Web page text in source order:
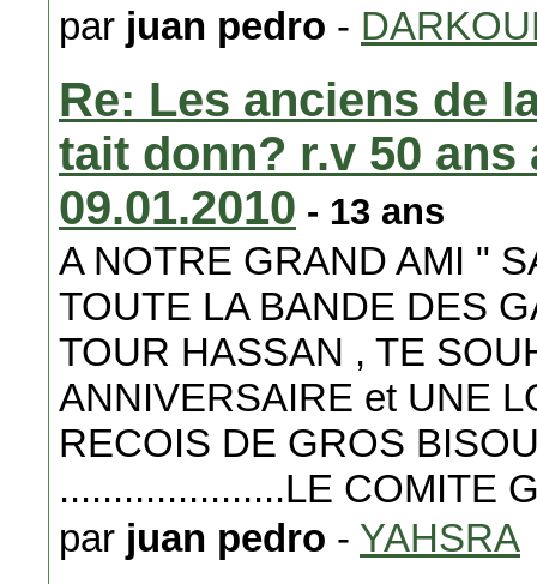
par juan pedro -
Re: Les anciens de
tait donn? r.v 50
09.01.2010 - 13 ans
A NOTRE GRAND AMI "
TOUTE LA BANDE DES
TOUR HASSAN , TE
ANNIVERSAIRE et UNE
RECOIS DE GROS
.....................LE COMITE
par juan pedro - YAHSRA